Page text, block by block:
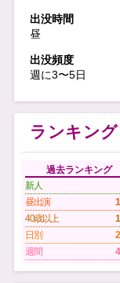
出没時間
昼
出没頻度
週に3〜5日
ランキング
過去ランキング
新人
昼出演
40歳以上
日別
週間